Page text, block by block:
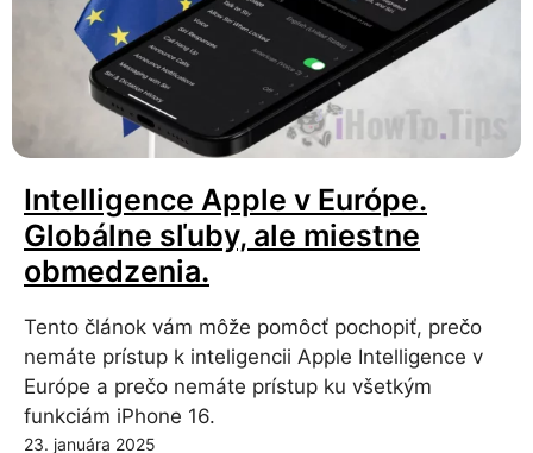
Intelligence Apple v Európe.
Globálne sľuby, ale miestne
obmedzenia.
Tento článok vám môže pomôcť pochopiť, prečo
nemáte prístup k inteligencii Apple Intelligence v
Európe a prečo nemáte prístup ku všetkým
funkciám iPhone 16.
23. januára 2025